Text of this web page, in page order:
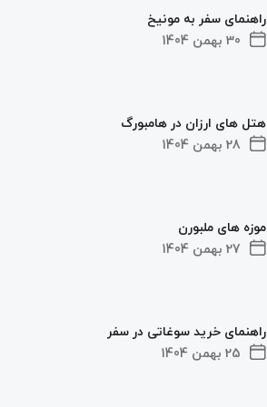
30 بهمن 1404
راهنمای سفر به مونیخ
28 بهمن 1404
هتل های ارزان در هامبورگ
27 بهمن 1404
موزه های ملبورن
25 بهمن 1404
راهنمای خرید سوغاتی در سفر